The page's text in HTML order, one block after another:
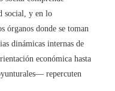
social, y en lo
órganos donde se toman
dinámicas internas de
económica hasta
repercuten